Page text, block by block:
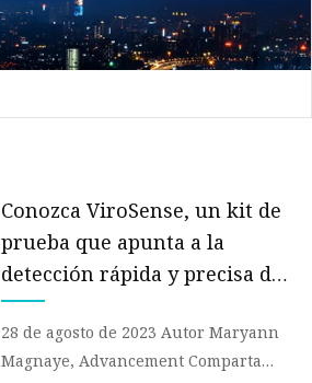
Conozca ViroSense, un kit de
prueba que apunta a la
detección rápida y precisa de
enfermedades para todos
28 de agosto de 2023 Autor Maryann
Magnaye, Advancement Comparta